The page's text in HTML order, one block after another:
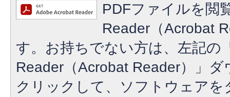
PDFファイルを閲
Reader（Acrobat
す。お持ちでない方は、左記の
Reader（Acrobat Reader）」
クリックして、ソフトウェア